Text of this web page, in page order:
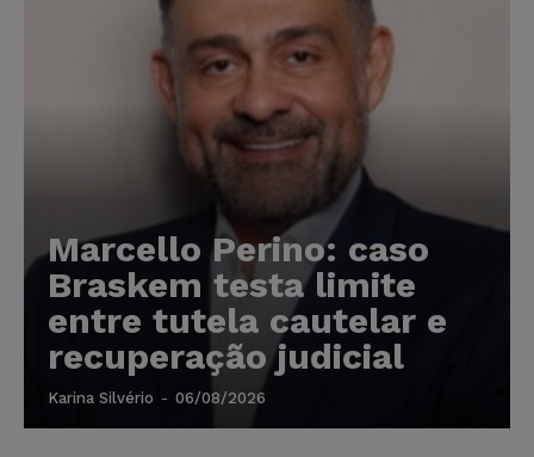
Marcello Perino: caso
Braskem testa limite
entre tutela cautelar e
recuperação judicial
Karina Silvério - 06/08/2026